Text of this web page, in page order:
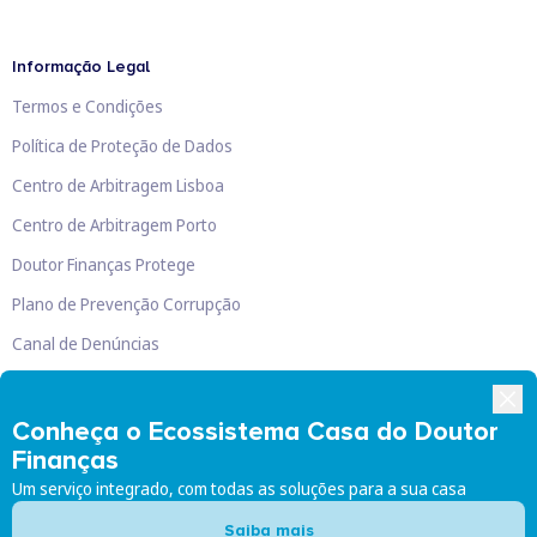
Conheça o Ecossistema Casa do Doutor
Finanças
Um serviço integrado, com todas as soluções para a sua casa
Saiba mais
Informação Legal
Termos e Condições
Política de Proteção de Dados
Centro de Arbitragem Lisboa
Centro de Arbitragem Porto
Doutor Finanças Protege
Plano de Prevenção Corrupção
Canal de Denúncias
Doutor Finanças, Lda